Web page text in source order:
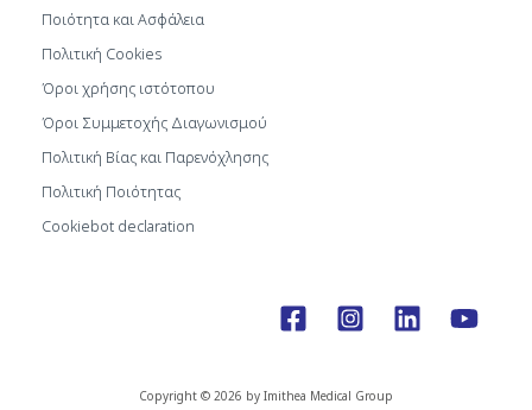
Ποιότητα και Ασφάλεια
Πολιτική Cookies
Όροι χρήσης ιστότοπου
Όροι Συμμετοχής Διαγωνισμού
Πολιτική Βίας και Παρενόχλησης
Πολιτική Ποιότητας
Cookiebot declaration
Copyright © 2026 by Imithea Medical Group